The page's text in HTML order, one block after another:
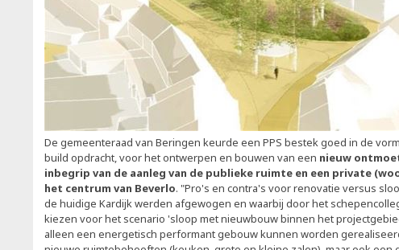
De gemeenteraad van Beringen keurde een PPS bestek goed in de
build opdracht, voor het ontwerpen en bouwen van een nieuw
inbegrip van de aanleg van de publieke ruimte en een private
het centrum van Beverlo. "Pro's en contra's voor renovatie versus
de huidige Kardijk werden afgewogen en waarbij door het
kiezen voor het scenario 'sloop met nieuwbouw binnen het
alleen een energetisch performant gebouw kunnen worden